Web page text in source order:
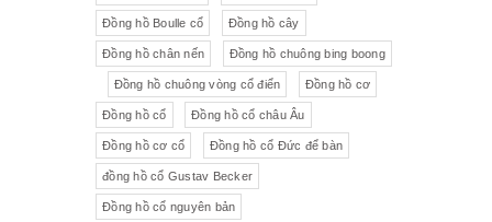
Đồng hồ Boulle cổ Đồng hồ cây
Đồng hồ chân nến Đồng hồ chuông bing boong
Đồng hồ chuông vòng cổ điển Đồng hồ cơ
Đồng hồ cổ Đồng hồ cổ châu Âu
Đồng hồ cơ cổ Đồng hồ cổ Đức để bàn
đồng hồ cổ Gustav Becker
Đồng hồ cổ nguyên bản